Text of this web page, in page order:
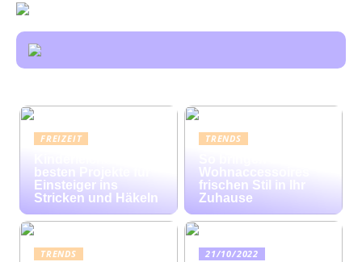
FREIZEIT
besten Projekte für
Einsteiger ins
Stricken und Häkeln
TRENDS
Wohnaccessoires
frischen Stil in Ihr
Zuhause
TRENDS 21/10/2022